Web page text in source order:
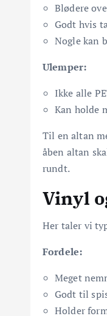
Blødere
Godt hvis
Nogle kan
Ulemper:
Ikke alle
Kan holde
Til en altan
åben altan
rundt.
Vinyl
Her taler vi
Fordele:
Meget
Godt til
Holder